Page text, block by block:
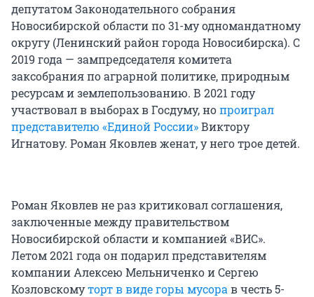
депутатом Законодательного собрания
Новосибирской области по 31-му одномандатному
округу (Ленинский район города Новосибирска). С
2019 года — зампредседателя комитета
заксобрания по аграрной политике, природным
ресурсам и землепользованию. В 2021 году
участвовал в выборах в Госдуму, нопроиграл
представителю «Единой России»Виктору
Игнатову. Роман Яковлев женат, у него трое детей.
Роман Яковлев не раз критиковал соглашения,
заключенные между правительством
Новосибирской области и компанией «ВИС».
Летом 2021 года он подарил представителям
компании Алексею Мельниченко и Сергею
Козловскомуторт в виде горы мусора в честь 5-